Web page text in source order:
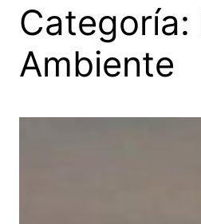
Categoría:
Ambiente